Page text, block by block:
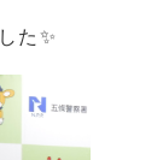
た✨